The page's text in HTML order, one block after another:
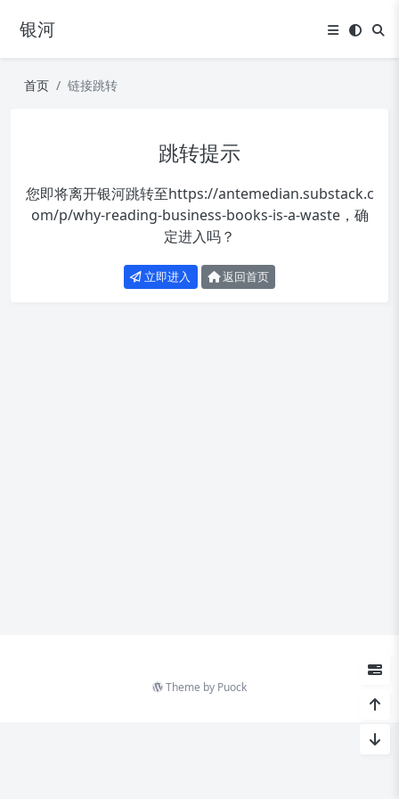
银河
首页 链接跳转
跳转提示
您即将离开银河跳转至https://antemedian.substack.c
om/p/why-reading-business-books-is-a-waste，确
定进入吗？
立即进入 返回首页
Theme by Puock